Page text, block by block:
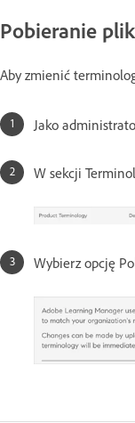
Pobieranie
Aby zmienić
Jako
W sekcji
Wybierz opcję